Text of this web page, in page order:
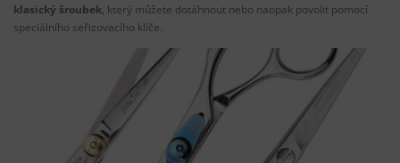
klasický šroubek, který můžete dotáhnout nebo naopak povolit pomocí
speciálního seřizovacího klíče.